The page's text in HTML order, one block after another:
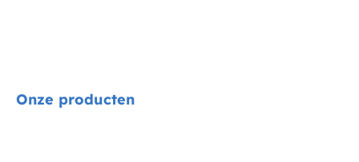
Onze producten